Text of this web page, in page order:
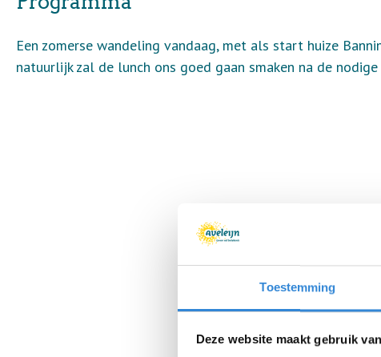
Toestemming
Deze website maakt gebruik
Een zomerse wandeling vandaag, met als start huize
natuurlijk zal de lunch ons goed gaan smaken na de